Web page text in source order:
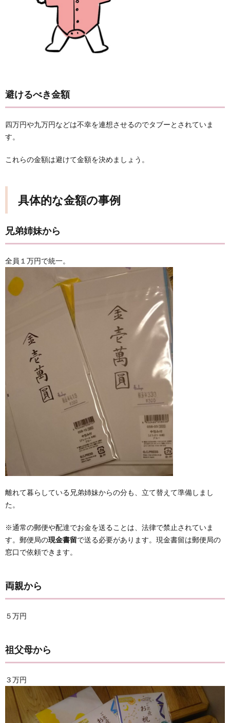
避けるべき金額
四万円や九万円などは不幸を連想させるのでタブーとされていま
す。
これらの金額は避けて金額を決めましょう。
具体的な金額の事例
兄弟姉妹から
全員１万円で統一。
離れて暮らしている兄弟姉妹からの分も、立て替えて準備しまし
た。
※通常の郵便や配達でお金を送ることは、法律で禁止されていま
す。郵便局の現金書留で送る必要があります。現金書留は郵便局の
窓口で依頼できます。
両親から
５万円
祖父母から
３万円